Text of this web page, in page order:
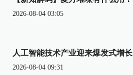
2026-08-04 03:05
人工智能技术产业迎来爆发式增长
2026-08-04 09:31